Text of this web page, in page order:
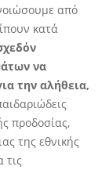
από
κατά
να
την αλήθεια,
προδοσίας,
της εθνικής
τις